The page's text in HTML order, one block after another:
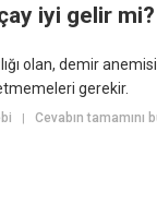
iyi gelir mi?
olan, demir
gerekir.
Cevabın